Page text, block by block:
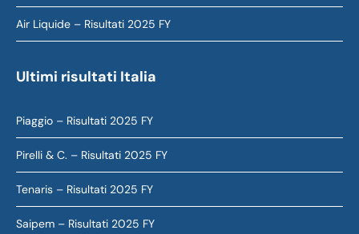
Air Liquide – Risultati 2025 FY
Ultimi risultati Italia
Piaggio – Risultati 2025 FY
Pirelli & C. – Risultati 2025 FY
Tenaris – Risultati 2025 FY
Saipem – Risultati 2025 FY